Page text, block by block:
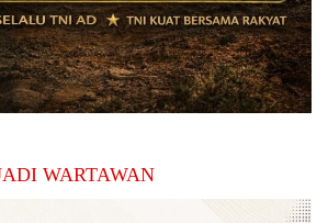
WARTAWAN